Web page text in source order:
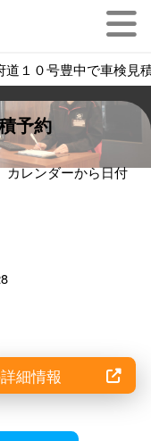
道１０号豊中で車検見
予約
カレンダーから日付
細情報